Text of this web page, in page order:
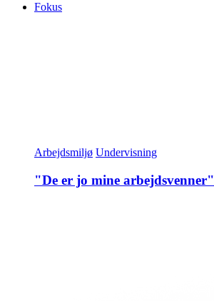
Fokus
Arbejdsmiljø Undervisning
"De er jo mine arbejdsvenner"